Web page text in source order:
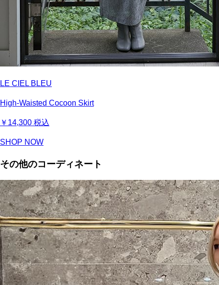
LE CIEL BLEU
High-Waisted Cocoon Skirt
￥14,300 税込
SHOP NOW
その他のコーディネート